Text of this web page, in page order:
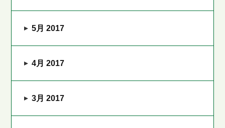
5月 2017
4月 2017
3月 2017